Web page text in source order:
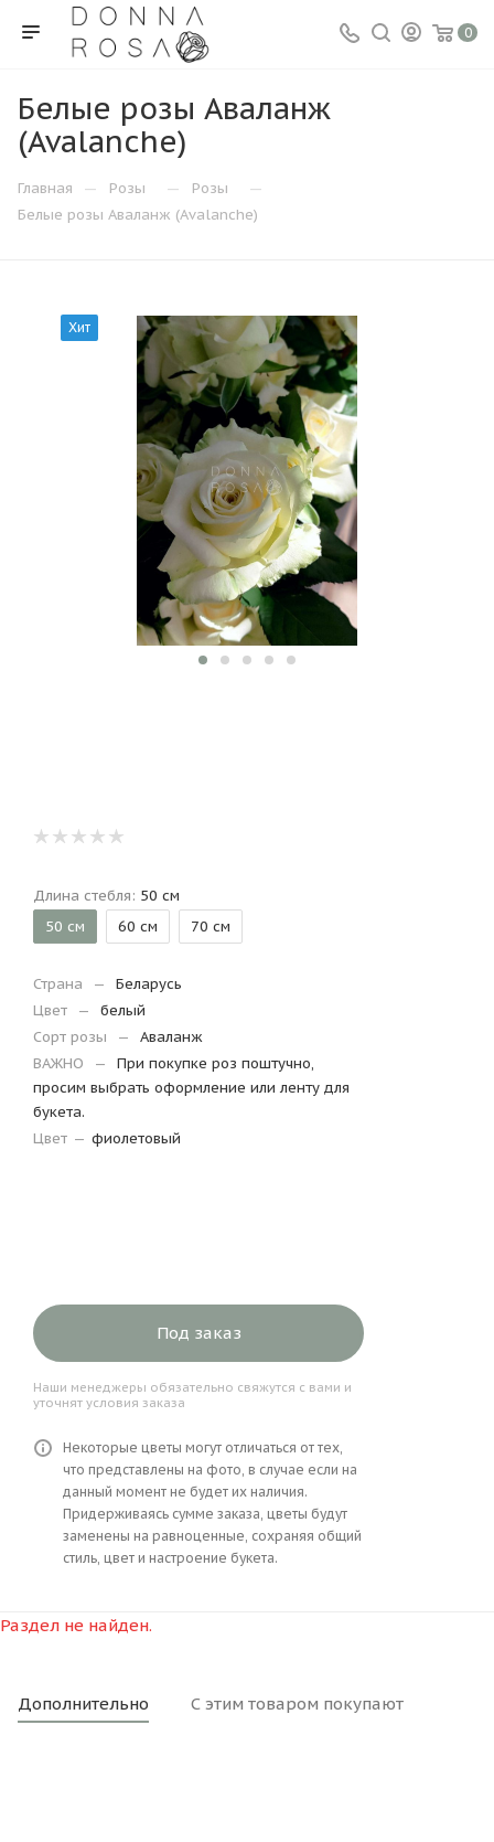
0
Белые розы Аваланж
(Avalanche)
Главная — Розы — Розы —
Белые розы Аваланж (Avalanche)
Хит
Длина стебля: 50 см
50 см
60 см 70 см
Страна —
Беларусь
Цвет
—
белый
Сорт розы
—
Аваланж
ВАЖНО
—
При покупке роз поштучно,
просим выбрать оформление или ленту для
букета.
Цвет — фиолетовый
Под заказ
Наши менеджеры обязательно свяжутся с вами и
уточнят условия заказа
Некоторые цветы могут отличаться от тех,
что представлены на фото, в случае если на
данный момент не будет их наличия.
Придерживаясь сумме заказа, цветы будут
заменены на равноценные, сохраняя общий
стиль, цвет и настроение букета.
Раздел не найден.
Дополнительно С этим товаром покупают